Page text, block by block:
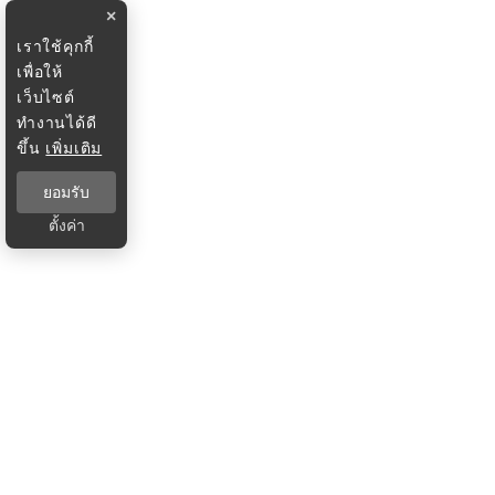
×
เราใช้คุกกี้
เพื่อให้
เว็บไซต์
ทำงานได้ดี
ขึ้น เพิ่มเติม
ยอมรับ
ตั้งค่า